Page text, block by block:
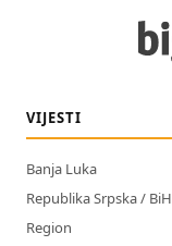
VIJESTI
Banja Luka
Republika Srpska / BiH
Region